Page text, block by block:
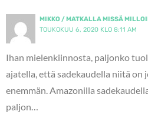
MIKKO / MATKALLA MISSÄ
TOUKOKUU 6, 2020 KLO 8:11 AM
Ihan mielenkiinnosta, paljonko
ajatella, että sadekaudella niitä on
enemmän. Amazonilla
paljon…